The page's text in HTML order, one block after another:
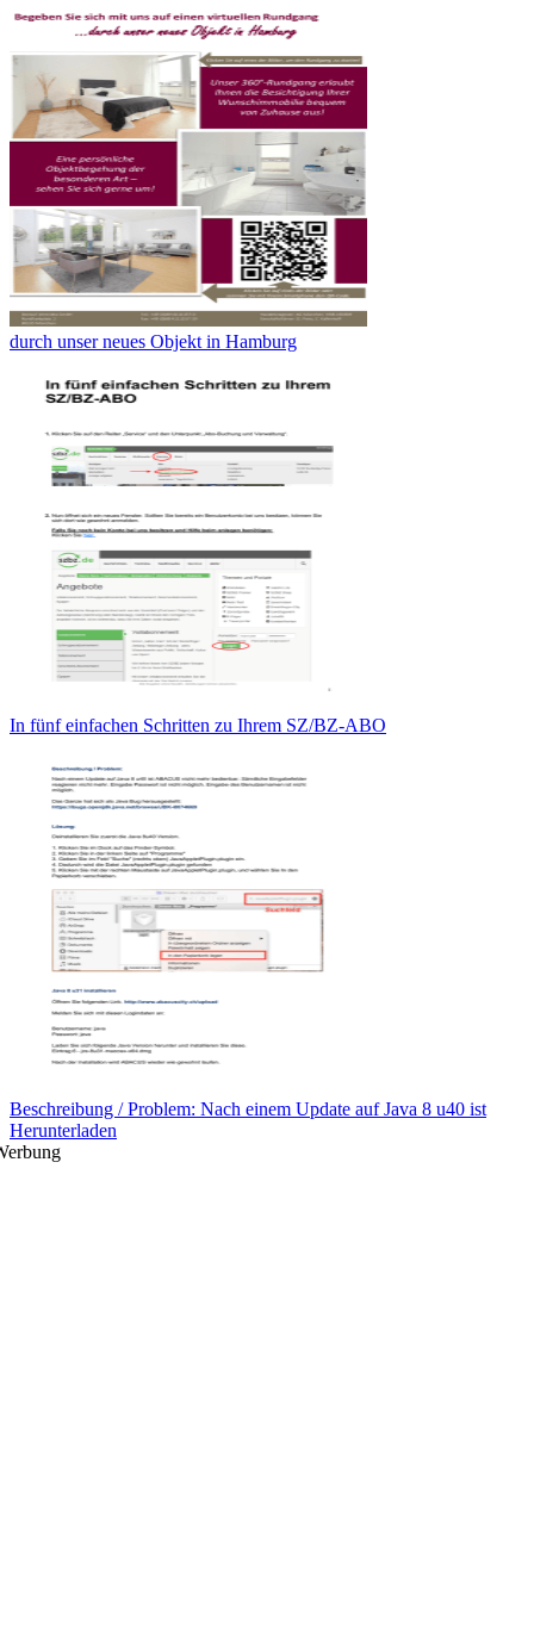
durch unser neues Objekt in Hamburg
In fünf einfachen Schritten zu Ihrem SZ/BZ-ABO
Beschreibung / Problem: Nach einem Update auf Java 8 u40 ist
Herunterladen